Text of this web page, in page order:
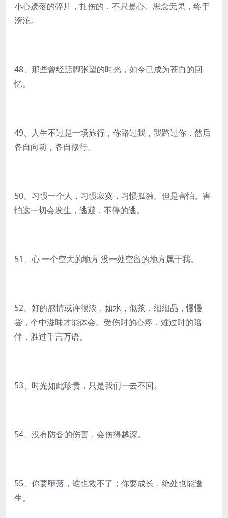
小心遗落的碎片，扎伤的，不只是心。思念无果，终于
滂沱。
48、那些曾经踮脚张望的时光，如今已成为苍白的回
忆。
49、人生不过是一场旅行，你路过我，我路过你，然后
各自向前，各自修行。
50、习惯一个人，习惯寂寞，习惯孤独。但是害怕。害
怕这一切会发生，逃避，不停的逃。
51、心 一个空大的地方 没一处空留的地方属于我。
52、好的感情或许很淡，如水，似茶，细细品，慢慢
尝，个中滋味才能体会。受伤时的心疼，难过时的陪
伴，胜过千言万语。
53、时光如此珍贵，只是我们一去不回。
54、没有防备的伤害，会伤得越深。
55、你要墮落，谁也救不了；你要成长，绝处也能逢
生。